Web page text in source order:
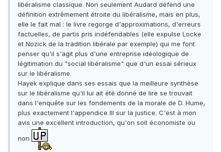
libéralisme classique. Non seulement Audard défend une
définition extrêmement étroite du libéralisme, mais en plus,
elle le fait mal : le livre regorge d'approximations, d'erreurs
factuelles, de partis pris indéfendables (elle expulse Locke
et Nozick de la tradition libérale par exemple) qui me font
penser qu'il s'agit plus d'une entreprise idéologique de
légitimation du "social libéralisme" que d'un essai sérieux
sur le libéralisme.
Hayek explique dans ses essais que la meilleure synthèse
sur le libéralisme qu'il lui ait été donné de lire se trouvait
dans l'enquête sur les fondements de la morale de D. Hume,
plus exactement l'appendice III sur la justice. C'est à mon
avis une excellent introduction, qu'on soit économiste ou
non